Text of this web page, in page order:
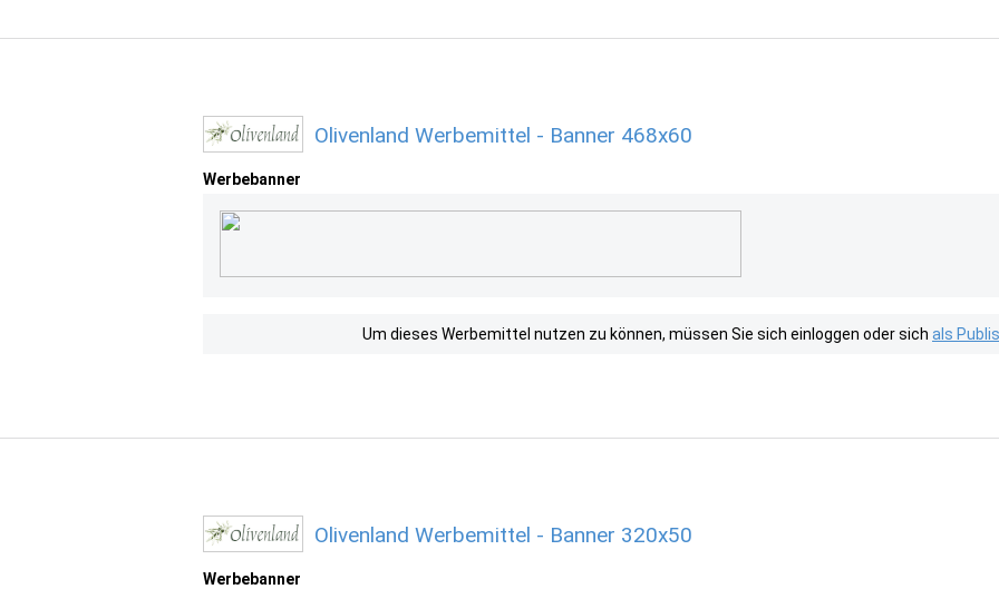
Olivenland Werbemittel - Banner 468x60
Werbebanner
Um dieses Werbemittel nutzen zu können, müssen Sie sich einloggen oder sich als
Olivenland Werbemittel - Banner 320x50
Werbebanner